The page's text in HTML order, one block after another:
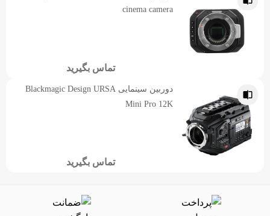
cinema camera
تماس بگیرید
دوربین سینمایی Blackmagic Design URSA
Mini Pro 12K
تماس بگیرید